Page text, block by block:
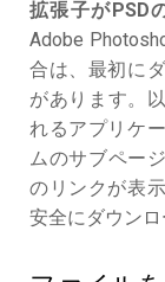
拡張子がPSD
Adobe
合は、最初に
があります。
れるアプリケ
ムのサブペー
のリンクが表
安全にダウンロ